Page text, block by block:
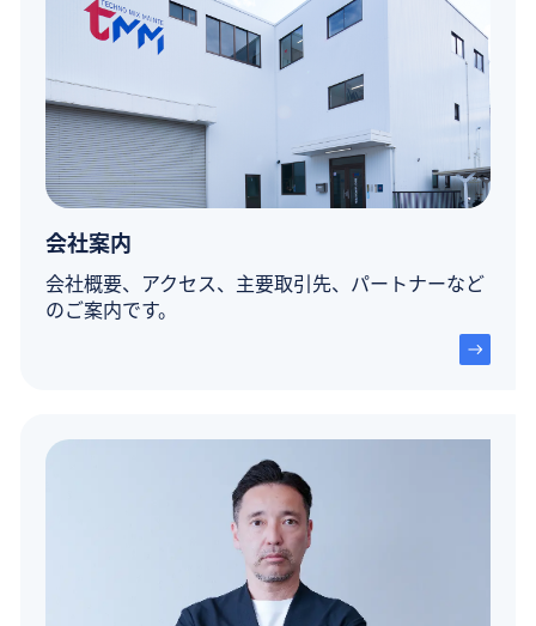
会社案内
会社概要、アクセス、主要取引先、パートナーなど
のご案内です。